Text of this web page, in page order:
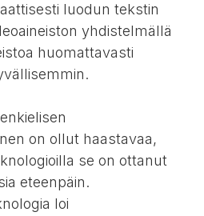
luodun tekstin
yhdistelmällä
huomattavasti
on ollut haastavaa,
se on ottanut
eteenpäin.
loi